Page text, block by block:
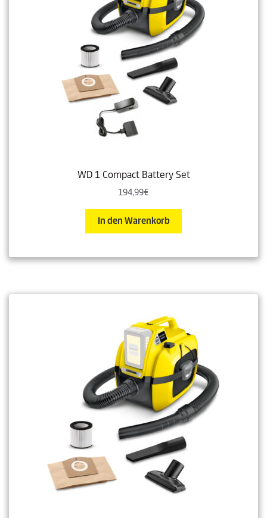
WD 1 Compact Battery Set
194,99€
In den Warenkorb